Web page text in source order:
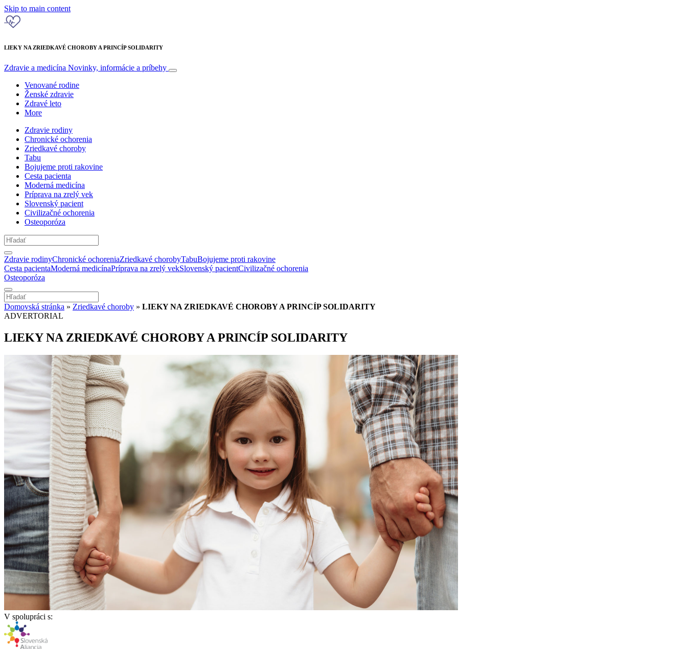
Skip to main content
LIEKY NA ZRIEDKAVÉ CHOROBY A PRINCÍP SOLIDARITY
Zdravie a medicína Novinky, informácie a príbehy
Venované rodine
Ženské zdravie
Zdravé leto
More
Zdravie rodiny
Chronické ochorenia
Zriedkavé choroby
Tabu
Bojujeme proti rakovine
Cesta pacienta
Moderná medicína
Príprava na zrelý vek
Slovenský pacient
Civilizačné ochorenia
Osteoporóza
Zdravie rodinyChronické ochoreniaZriedkavé chorobyTabuBojujeme proti rakovine
Cesta pacientaModerná medicínaPríprava na zrelý vekSlovenský pacientCivilizačné ochorenia
Osteoporóza
Domovská stránka » Zriedkavé choroby » LIEKY NA ZRIEDKAVÉ CHOROBY A PRINCÍP SOLIDARITY
ADVERTORIAL
LIEKY NA ZRIEDKAVÉ CHOROBY A PRINCÍP SOLIDARITY
V spolupráci s: